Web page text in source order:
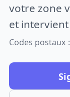
votre zone
et
Codes postaux